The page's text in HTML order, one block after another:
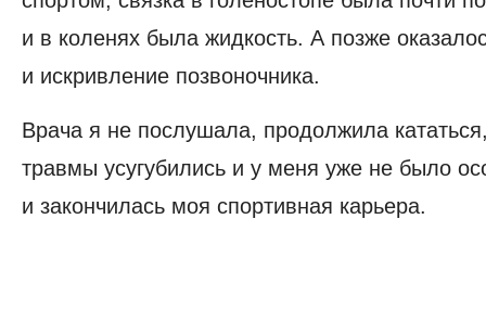
и в коленях была жидкость. А позже
и искривление позвоночника.
Врача я не послушала, продолжила
травмы усугубились и у меня уже не было
и закончилась моя спортивная карьера.